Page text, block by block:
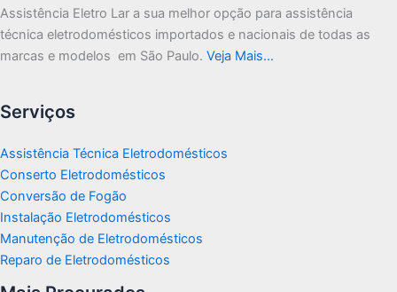
Assistência Eletro Lar a sua melhor opção para assistência
técnica eletrodomésticos importados e nacionais de todas as
marcas e modelos em São Paulo. Veja Mais…
Serviços
Assistência Técnica Eletrodomésticos
Conserto Eletrodomésticos
Conversão de Fogão
Instalação Eletrodomésticos
Manutenção de Eletrodomésticos
Reparo de Eletrodomésticos